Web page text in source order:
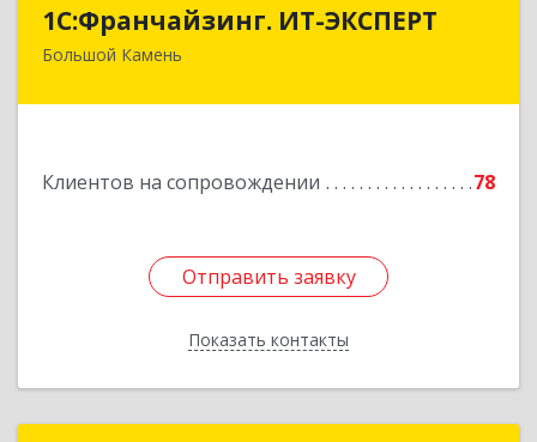
1С:Франчайзинг. ИТ-ЭКСПЕРТ
Большой Камень
Клиентов на сопровождении 78
Отправить заявку
Показать контакты
692806, Приморский край, Большой Камень г,
Отправить заявку
Назад